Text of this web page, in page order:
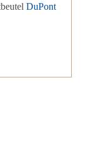
DuPont